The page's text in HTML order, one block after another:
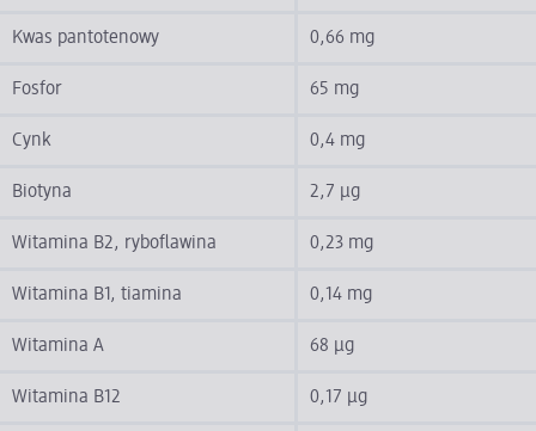
Kwas pantotenowy 0,66 mg
Fosfor 65 mg
Cynk 0,4 mg
Biotyna 2,7 µg
Witamina B2, ryboflawina 0,23 mg
Witamina B1, tiamina 0,14 mg
Witamina A 68 µg
Witamina B12 0,17 µg